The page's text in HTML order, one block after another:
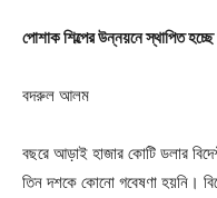
পোশাক শিল্পের উন্নয়নে স্থাপিত হচ্ছে
বদরুল আলম
বছরে আড়াই হাজার কোটি ডলার
তিন দশকে কোনো গবেষণা হয়নি।